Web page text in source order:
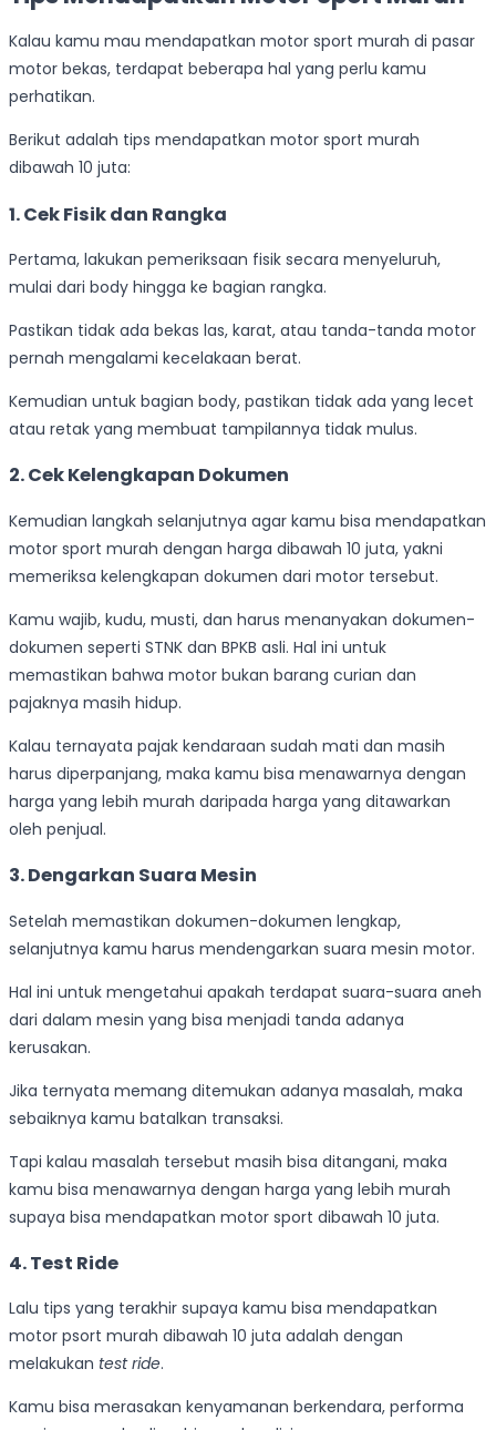
Kalau kamu mau mendapatkan motor sport murah di pasar
motor bekas, terdapat beberapa hal yang perlu kamu
perhatikan.
Berikut adalah tips mendapatkan motor sport murah
dibawah 10 juta:
1. Cek Fisik dan Rangka
Pertama, lakukan pemeriksaan fisik secara menyeluruh,
mulai dari body hingga ke bagian rangka.
Pastikan tidak ada bekas las, karat, atau tanda-tanda motor
pernah mengalami kecelakaan berat.
Kemudian untuk bagian body, pastikan tidak ada yang lecet
atau retak yang membuat tampilannya tidak mulus.
2. Cek Kelengkapan Dokumen
Kemudian langkah selanjutnya agar kamu bisa mendapatkan
motor sport murah dengan harga dibawah 10 juta, yakni
memeriksa kelengkapan dokumen dari motor tersebut.
Kamu wajib, kudu, musti, dan harus menanyakan dokumen-
dokumen seperti STNK dan BPKB asli. Hal ini untuk
memastikan bahwa motor bukan barang curian dan
pajaknya masih hidup.
Kalau ternayata pajak kendaraan sudah mati dan masih
harus diperpanjang, maka kamu bisa menawarnya dengan
harga yang lebih murah daripada harga yang ditawarkan
oleh penjual.
3. Dengarkan Suara Mesin
Setelah memastikan dokumen-dokumen lengkap,
selanjutnya kamu harus mendengarkan suara mesin motor.
Hal ini untuk mengetahui apakah terdapat suara-suara aneh
dari dalam mesin yang bisa menjadi tanda adanya
kerusakan.
Jika ternyata memang ditemukan adanya masalah, maka
sebaiknya kamu batalkan transaksi.
Tapi kalau masalah tersebut masih bisa ditangani, maka
kamu bisa menawarnya dengan harga yang lebih murah
supaya bisa mendapatkan motor sport dibawah 10 juta.
4. Test Ride
Lalu tips yang terakhir supaya kamu bisa mendapatkan
motor psort murah dibawah 10 juta adalah dengan
melakukan test ride.
Kamu bisa merasakan kenyamanan berkendara, performa